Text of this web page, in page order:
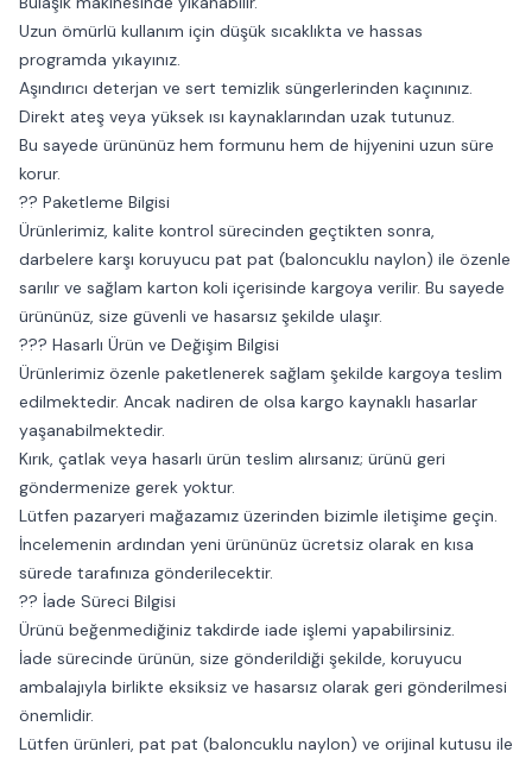
Uzun ömürlü kullanım için düşük sıcaklıkta ve hassas
programda yıkayınız.
Aşındırıcı deterjan ve sert temizlik süngerlerinden kaçınınız.
Direkt ateş veya yüksek ısı kaynaklarından uzak tutunuz.
Bu sayede ürününüz hem formunu hem de hijyenini uzun süre
korur.
?? Paketleme Bilgisi
Ürünlerimiz, kalite kontrol sürecinden geçtikten sonra,
darbelere karşı koruyucu pat pat (baloncuklu naylon) ile özenle
sarılır ve sağlam karton koli içerisinde kargoya verilir. Bu sayede
ürününüz, size güvenli ve hasarsız şekilde ulaşır.
??? Hasarlı Ürün ve Değişim Bilgisi
Ürünlerimiz özenle paketlenerek sağlam şekilde kargoya teslim
edilmektedir. Ancak nadiren de olsa kargo kaynaklı hasarlar
yaşanabilmektedir.
Kırık, çatlak veya hasarlı ürün teslim alırsanız; ürünü geri
göndermenize gerek yoktur.
Lütfen pazaryeri mağazamız üzerinden bizimle iletişime geçin.
İncelemenin ardından yeni ürününüz ücretsiz olarak en kısa
sürede tarafınıza gönderilecektir.
?? İade Süreci Bilgisi
Ürünü beğenmediğiniz takdirde iade işlemi yapabilirsiniz.
İade sürecinde ürünün, size gönderildiği şekilde, koruyucu
ambalajıyla birlikte eksiksiz ve hasarsız olarak geri gönderilmesi
önemlidir.
Lütfen ürünleri, pat pat (baloncuklu naylon) ve orijinal kutusu ile